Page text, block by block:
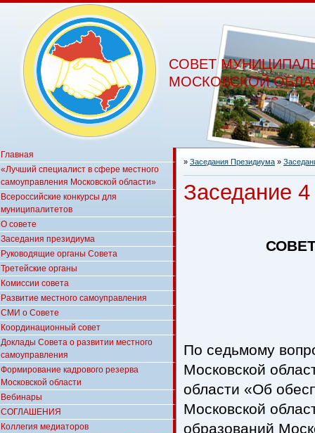
СОВЕТ
МОСКОВСКОЙ
» Заседания Президиума »
Заседание
По седьмому
Московской
области «Об
Московской
образований
Главная
«Лучший специалист в сфере местного
самоуправления Московской области»
Всероссийские конкурсы для
муниципалитетов
О совете
Заседания президиума
Руководящие органы Совета
Третейские органы
Комиссии совета
Развитие местного самоуправления
СМИ о Совете
Координационный совет
Доклады Совета о развитии местного
самоуправления
Формирование кадрового резерва
Московской области
Вебинары
СОГЛАШЕНИЯ
Коллегия медиаторов